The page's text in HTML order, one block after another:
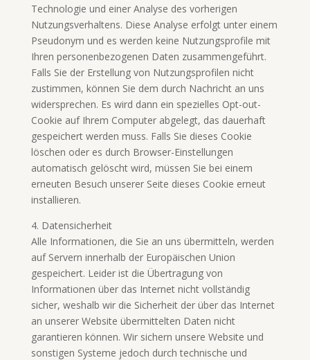
Technologie und einer Analyse des vorherigen
Nutzungsverhaltens. Diese Analyse erfolgt unter einem
Pseudonym und es werden keine Nutzungsprofile mit
Ihren personenbezogenen Daten zusammengeführt.
Falls Sie der Erstellung von Nutzungsprofilen nicht
zustimmen, können Sie dem durch Nachricht an uns
widersprechen. Es wird dann ein spezielles Opt-out-
Cookie auf Ihrem Computer abgelegt, das dauerhaft
gespeichert werden muss. Falls Sie dieses Cookie
löschen oder es durch Browser-Einstellungen
automatisch gelöscht wird, müssen Sie bei einem
erneuten Besuch unserer Seite dieses Cookie erneut
installieren.
4. Datensicherheit
Alle Informationen, die Sie an uns übermitteln, werden
auf Servern innerhalb der Europäischen Union
gespeichert. Leider ist die Übertragung von
Informationen über das Internet nicht vollständig
sicher, weshalb wir die Sicherheit der über das Internet
an unserer Website übermittelten Daten nicht
garantieren können. Wir sichern unsere Website und
sonstigen Systeme jedoch durch technische und